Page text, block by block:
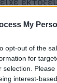
My
opt-out of the
for
selection.
interest-
πλανήτη
στο
μια